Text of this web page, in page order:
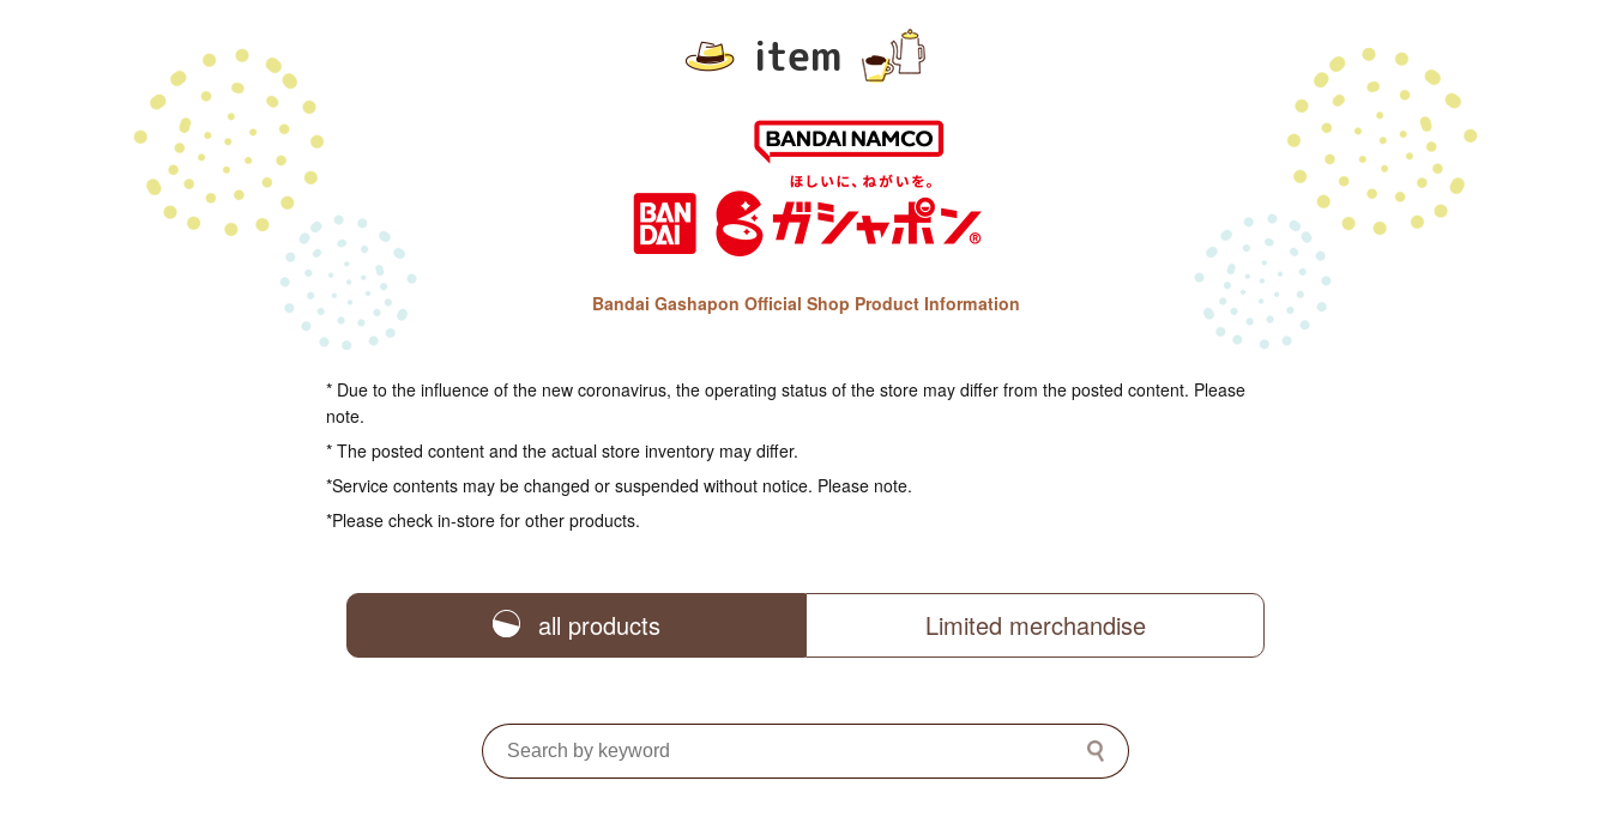
item
Bandai Gashapon Official Shop Product Information
* Due to the influence of the new coronavirus, the operating status of the store may differ from the posted content. Please
note.
* The posted content and the actual store inventory may differ.
*Service contents may be changed or suspended without notice. Please note.
*Please check in-store for other products.
all products Limited merchandise